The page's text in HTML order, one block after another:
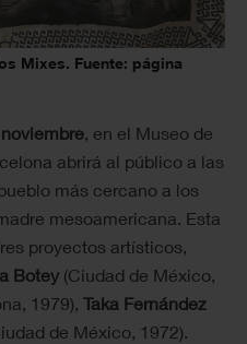
Mixes. Fuente: página
, en el Museo de
abrirá al público a las
más cercano a los
mesoamericana. Esta
proyectos artísticos,
Botey (Ciudad de México,
1979), Taka Fernández
de México, 1972).